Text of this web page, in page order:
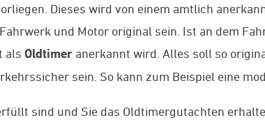
Dieses wird von einem amtlich
und Motor original sein. Ist an dem
als Oldtimer anerkannt wird. Alles soll so
sein. So kann zum Beispiel eine
sind und Sie das Oldtimergutachten